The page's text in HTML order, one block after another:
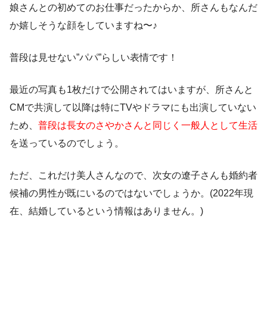
娘さんとの初めてのお仕事だったからか、 所さんもなんだ
か嬉しそう な顔をしていますね〜♪
普段は見せない”パパ”らしい表情です！
最近の写真も1枚だけで公開されてはいますが、所さんと
CMで共演して以降は特にTVやドラマにも出演していない
ため、 普段は長女のさやかさんと同じく一般人として生活
を送っているのでしょう。
ただ、これだけ美人さんなので、次女の遼子さんも婚約者
候補の男性が既にいるのではないでしょうか。(2022年現
在、結婚しているという情報はありません。)